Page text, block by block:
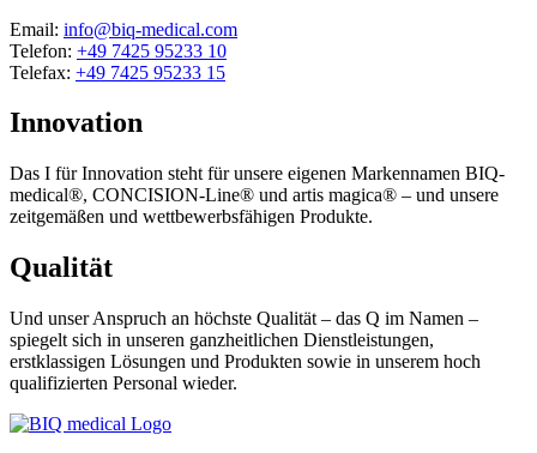
Email: info@biq-medical.com
Telefon: +49 7425 95233 10
Telefax: +49 7425 95233 15
Innovation
Das I für Innovation steht für unsere eigenen Markennamen BIQ-
medical®, CONCISION-Line® und artis magica® – und unsere
zeitgemäßen und wettbewerbsfähigen Produkte.
Qualität
Und unser Anspruch an höchste Qualität – das Q im Namen –
spiegelt sich in unseren ganzheitlichen Dienstleistungen,
erstklassigen Lösungen und Produkten sowie in unserem hoch
qualifizierten Personal wieder.